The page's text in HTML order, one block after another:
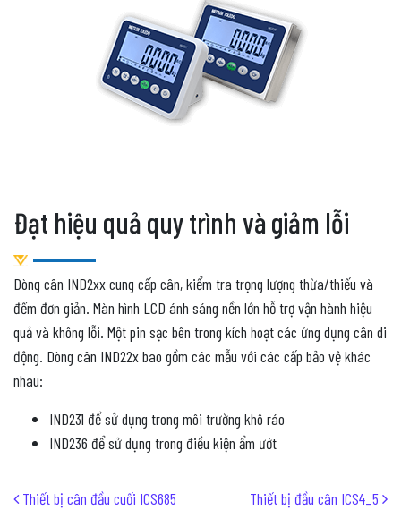
Đạt hiệu quả quy trình và giảm lỗi
Dòng cân IND2xx cung cấp cân, kiểm tra trọng lượng thừa/thiếu và
đếm đơn giản. Màn hình LCD ánh sáng nền lớn hỗ trợ vận hành hiệu
quả và không lỗi. Một pin sạc bên trong kích hoạt các ứng dụng cân di
động. Dòng cân IND22x bao gồm các mẫu với các cấp bảo vệ khác
nhau:
IND231 để sử dụng trong môi trường khô ráo
IND236 để sử dụng trong điều kiện ẩm ướt
Post navigation
Thiết bị cân đầu cuối ICS685 Thiết bị đầu cân ICS4_5